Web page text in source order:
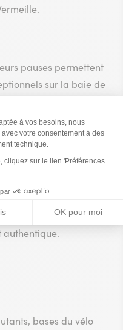
pauses permettent
sur la baie de
l’histoire, la
de ce territoire
Pietri Géraud, où
dévoilent les secrets
à la cave, dans un
authentique.
bases du vélo